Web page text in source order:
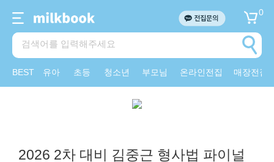
0
BEST 유아 초등 청소년 부모님 온라인전집 매장전집
2026 2차 대비 김중근 형사법 파이널